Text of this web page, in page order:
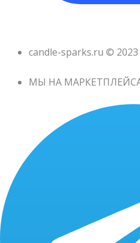
candle-sparks.ru ©
МЫ НА